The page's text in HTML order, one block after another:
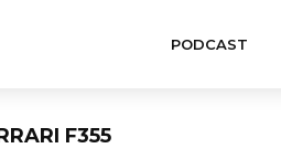
PODCAST
F355